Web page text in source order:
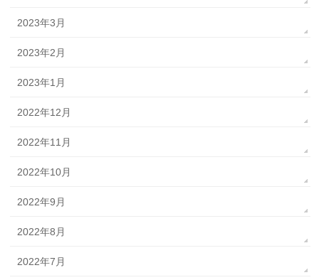
2023年3月
2023年2月
2023年1月
2022年12月
2022年11月
2022年10月
2022年9月
2022年8月
2022年7月